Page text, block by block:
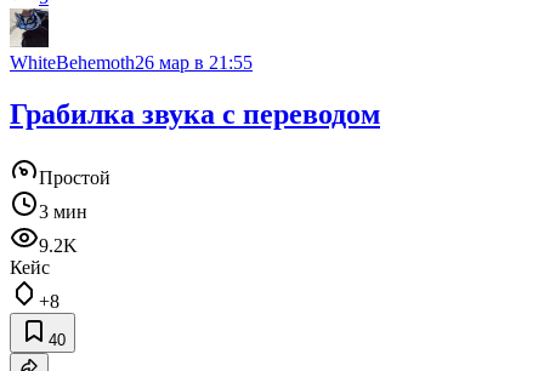
WhiteBehemoth26 мар в 21:55
Грабилка звука с переводом
Простой
3 мин
9.2K
Кейс
+8
40